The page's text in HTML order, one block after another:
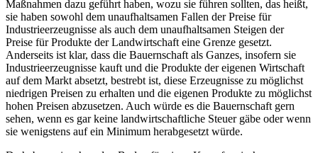
Maßnahmen dazu geführt haben, wozu sie führen sollten, das heißt,
sie haben sowohl dem unaufhaltsamen Fallen der Preise für
Industrieerzeugnisse als auch dem unaufhaltsamen Steigen der
Preise für Produkte der Landwirtschaft eine Grenze gesetzt.
Anderseits ist klar, dass die Bauernschaft als Ganzes, insofern sie
Industrieerzeugnisse kauft und die Produkte der eigenen Wirtschaft
auf dem Markt absetzt, bestrebt ist, diese Erzeugnisse zu möglichst
niedrigen Preisen zu erhalten und die eigenen Produkte zu möglichst
hohen Preisen abzusetzen. Auch würde es die Bauernschaft gern
sehen, wenn es gar keine landwirtschaftliche Steuer gäbe oder wenn
sie wenigstens auf ein Minimum herabgesetzt würde.